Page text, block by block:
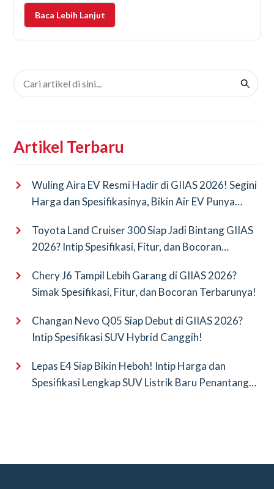
sekalian hunting kuliner atau foto-foto di spot kece.
Tapi,
Baca Lebih Lanjut
Artikel Terbaru
Wuling Aira EV Resmi Hadir di GIIAS 2026! Segini
Harga dan Spesifikasinya, Bikin Air EV Punya
Toyota Land Cruiser 300 Siap Jadi Bintang GIIAS
2026? Intip Spesifikasi, Fitur, dan Bocoran
Chery J6 Tampil Lebih Garang di GIIAS 2026?
Simak Spesifikasi, Fitur, dan Bocoran Terbarunya!
Changan Nevo Q05 Siap Debut di GIIAS 2026?
Intip Spesifikasi SUV Hybrid Canggih!
Lepas E4 Siap Bikin Heboh! Intip Harga dan
Spesifikasi Lengkap SUV Listrik Baru Penantang